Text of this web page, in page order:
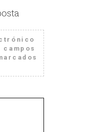
campos